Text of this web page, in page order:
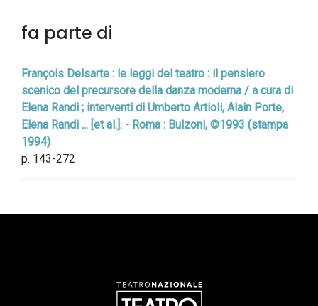
fa parte di
François Delsarte : le leggi del teatro : il pensiero
scenico del precursore della danza moderna / a cura di
Elena Randi ; interventi di Umberto Artioli, Alain Porte,
Elena Randi ... [et al.]. - Roma : Bulzoni, ©1993 (stampa
1994)
p. 143-272